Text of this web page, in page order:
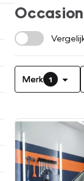
Merk 1